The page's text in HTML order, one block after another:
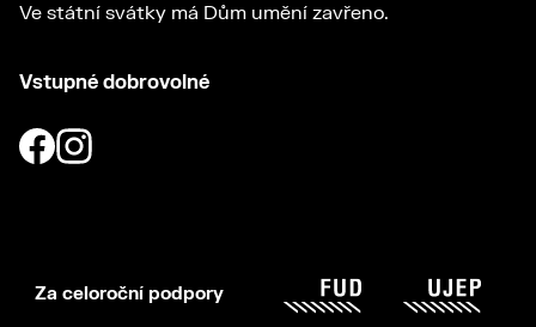
Ve státní svátky má Dům umění zavřeno.
Vstupné dobrovolné
Za celoroční podpory